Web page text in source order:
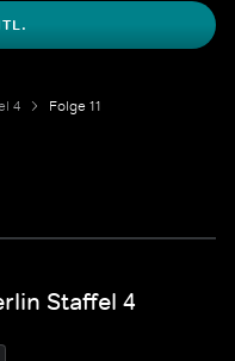
4 Folge 11
Staffel 4